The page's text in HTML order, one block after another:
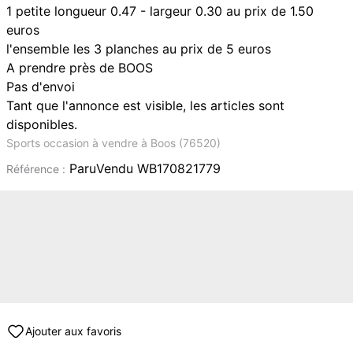
1 petite longueur 0.47 - largeur 0.30 au prix de 1.50
euros
l'ensemble les 3 planches au prix de 5 euros
A prendre près de BOOS
Pas d'envoi
Tant que l'annonce est visible, les articles sont
disponibles.
Sports occasion à vendre à Boos (76520)
Référence : ParuVendu WB170821779
Ajouter aux favoris